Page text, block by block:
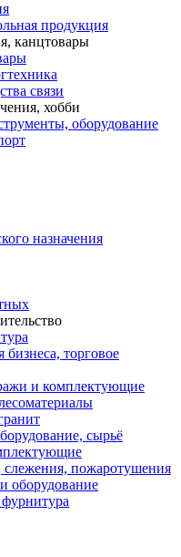
продукция
канцтовары
связи
хобби
оборудование
назначения
торговое
и комплектующие
сырьё
слежения, пожаротушения
оборудование